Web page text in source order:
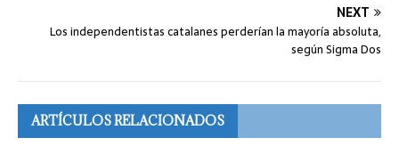
NEXT
Los independentistas catalanes perderían la mayoría absoluta,
según Sigma Dos
ARTÍCULOS RELACIONADOS